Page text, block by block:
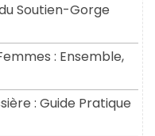
Soutien-Gorge
: Ensemble,
: Guide Pratique